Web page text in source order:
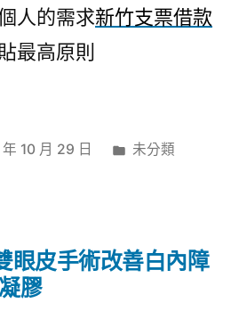
人的需求新竹支票借款
最高原則
10 月 29 日
分
未分類
眼皮手術改善白內障
膠